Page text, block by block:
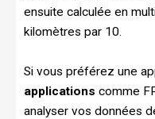
ensuite calculée en
kilomètres par 10.
Si vous préférez une
applications comme
analyser vos données